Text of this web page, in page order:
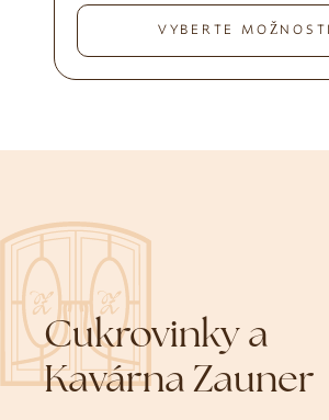
VYBERTE MOŽNOSTI
Cukrovinky a
Kavárna Zauner